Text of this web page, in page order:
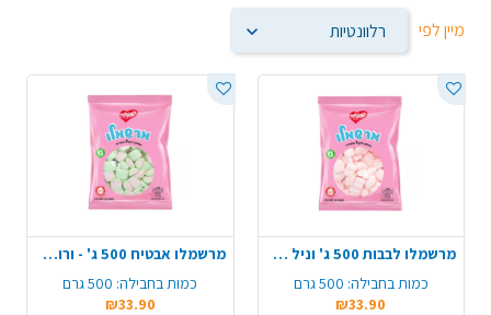
מיין לפי
מרשמלו לבבות 500 ג' וניל תות- ורוד לבן
כמות בחבילה: 500 גרם
₪33.90
מרשמלו אבטיח 500 ג' - ורוד ירוק
כמות בחבילה: 500 גרם
₪33.90